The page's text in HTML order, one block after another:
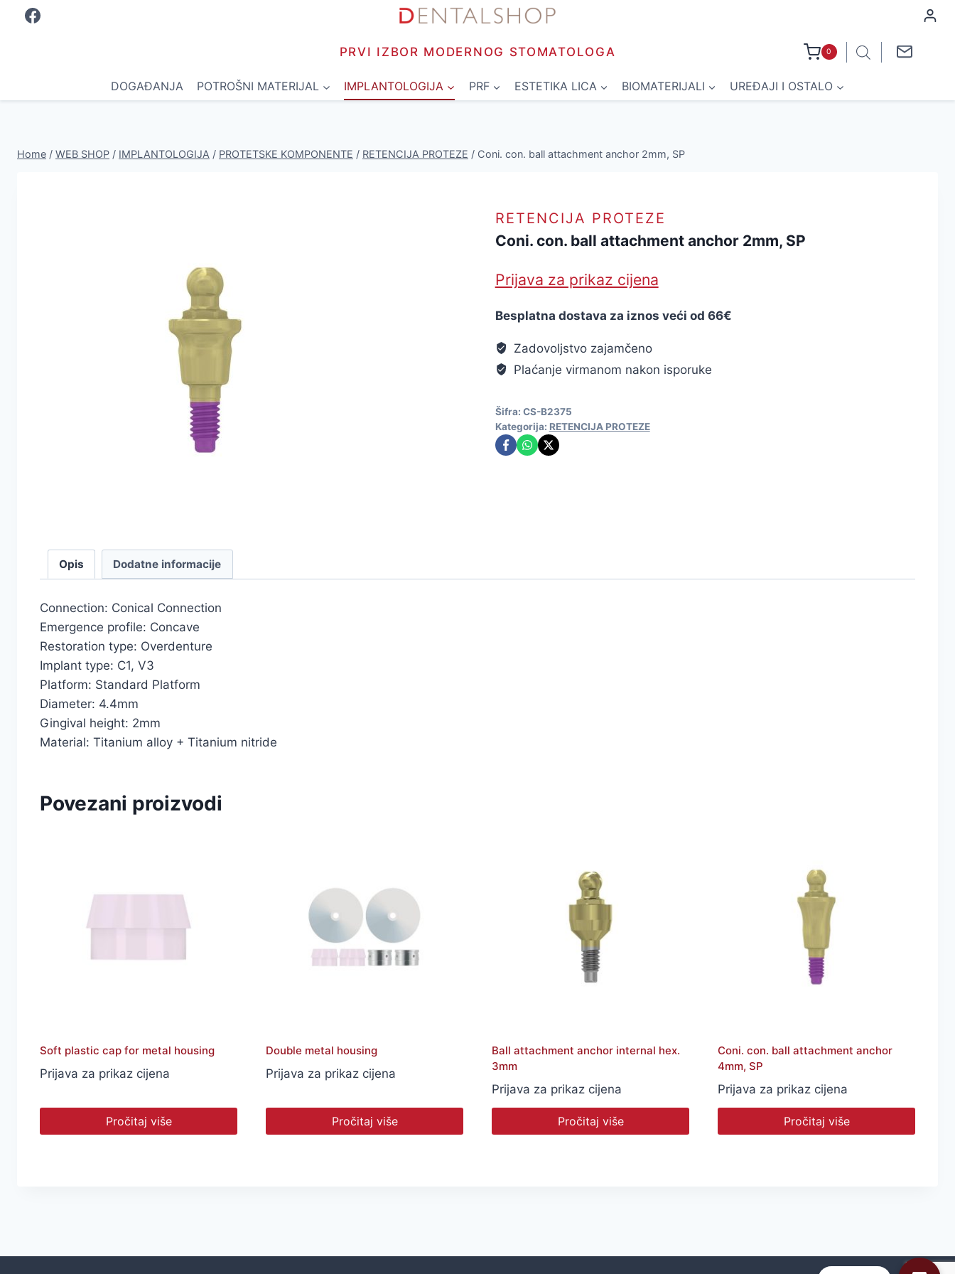
PRVI IZBOR MODERNOG STOMATOLOGA 0
DOGAĐANJA POTROŠNI MATERIJAL IMPLANTOLOGIJA PRF ESTETIKA LICA BIOMATERIJALI UREĐAJI I OSTALO
Home / WEB SHOP / IMPLANTOLOGIJA / PROTETSKE KOMPONENTE / RETENCIJA PROTEZE / Coni. con. ball attachment anchor 2mm, SP
RETENCIJA PROTEZE
Coni. con. ball attachment anchor 2mm, SP
Prijava za prikaz cijena
Besplatna dostava za iznos veći od 66€
Zadovoljstvo zajamčeno
Plaćanje virmanom nakon isporuke
Šifra: CS-B2375
Kategorija: RETENCIJA PROTEZE
Opis Dodatne informacije
Connection: Conical Connection
Emergence profile: Concave
Restoration type: Overdenture
Implant type: C1, V3
Platform: Standard Platform
Diameter: 4.4mm
Gingival height: 2mm
Material: Titanium alloy + Titanium nitride
Povezani proizvodi
Soft plastic cap for metal housing
Prijava za prikaz cijena
Pročitaj više
Double metal housing
Prijava za prikaz cijena
Pročitaj više
Ball attachment anchor internal hex.
3mm
Prijava za prikaz cijena
Pročitaj više
Coni. con. ball attachment anchor
4mm, SP
Prijava za prikaz cijena
Pročitaj više